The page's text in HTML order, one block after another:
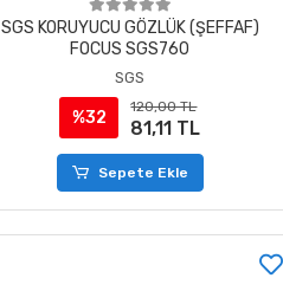
SGS KORUYUCU GÖZLÜK (ŞEFFAF)
FOCUS SGS760
SGS
%32
120,00 TL
81,11 TL
Sepete Ekle